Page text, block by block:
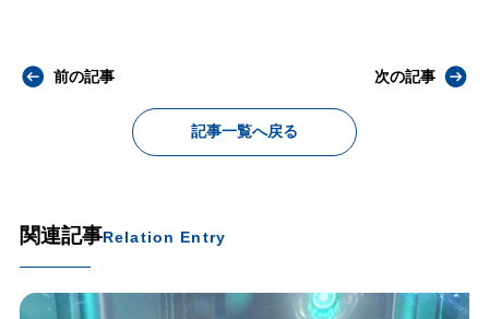
前の記事
記事一覧へ戻る
次の記事
関連記事Relation Entry